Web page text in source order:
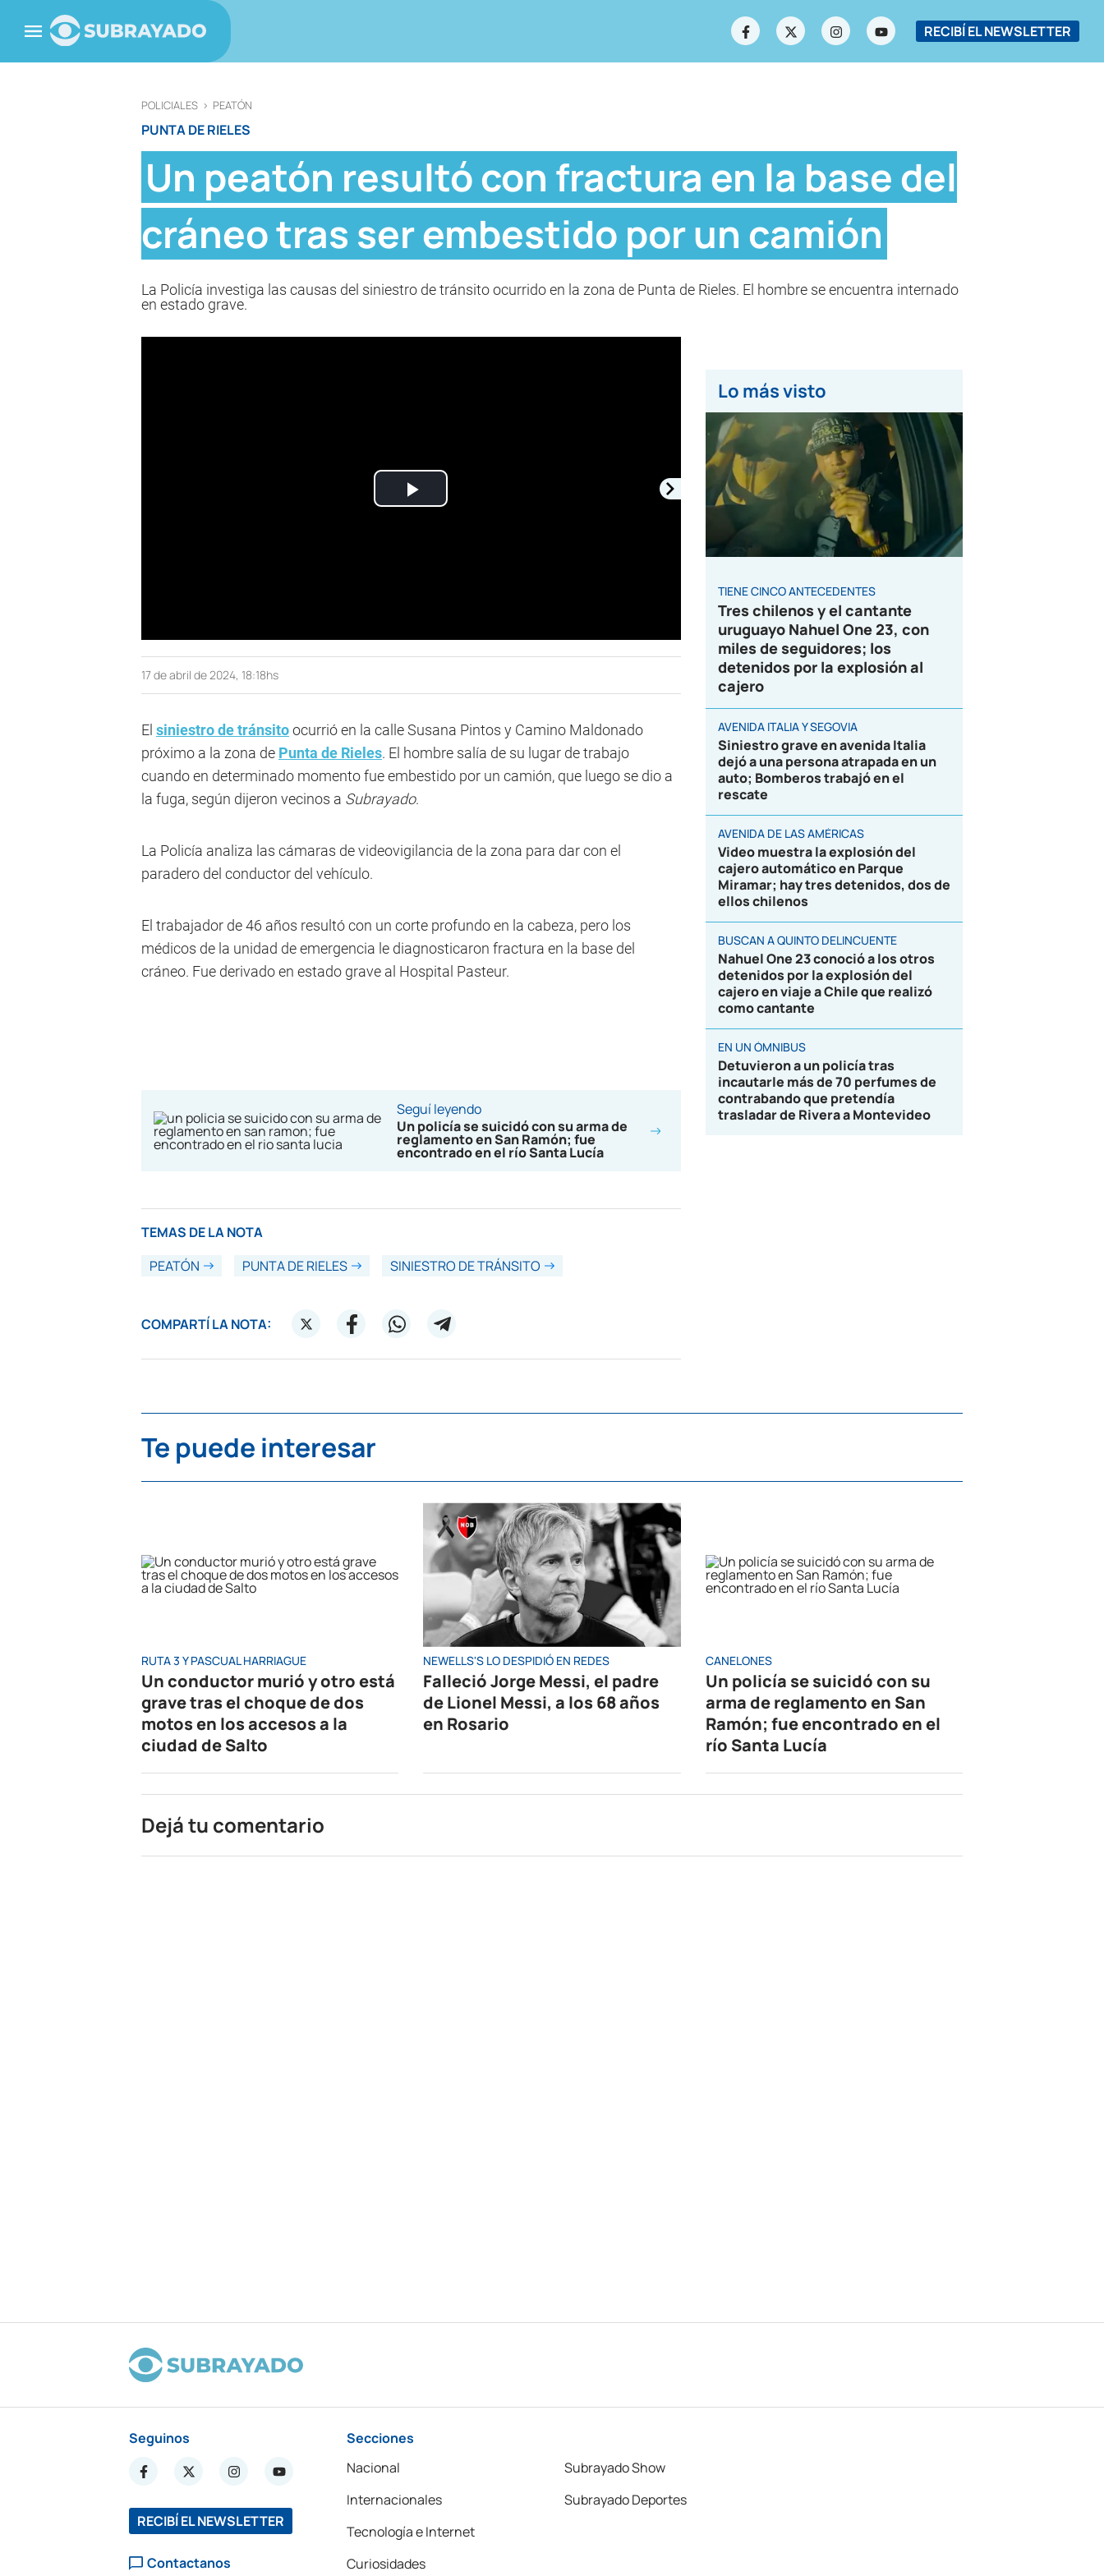
RECIBÍ EL NEWSLETTER
POLICIALES > PEATÓN
PUNTA DE RIELES
Un peatón resultó con fractura en la base del
cráneo tras ser embestido por un camión
La Policía investiga las causas del siniestro de tránsito ocurrido en la zona de Punta de Rieles. El hombre se encuentra internado
en estado grave.
Play
17 de abril de 2024, 18:18hs
El siniestro de tránsitoocurrió en la calle Susana Pintos y Camino Maldonado
próximo a la zona de Punta de Rieles. El hombre salía de su lugar de trabajo
cuando en determinado momento fue embestido por un camión, que luego se dio a
la fuga, según dijeron vecinos a Subrayado.
La Policía analiza las cámaras de videovigilancia de la zona para dar con el
paradero del conductor del vehículo.
El trabajador de 46 años resultó con un corte profundo en la cabeza, pero los
médicos de la unidad de emergencia le diagnosticaron fractura en la base del
cráneo. Fue derivado en estado grave al Hospital Pasteur.
Seguí leyendo
Un policía se suicidó con su arma de
reglamento en San Ramón; fue
encontrado en el río Santa Lucía
TEMAS DE LA NOTA
PEATÓN
PUNTA DE RIELES SINIESTRO DE TRÁNSITO
COMPARTÍ LA NOTA:
Lo más visto
TIENE CINCO ANTECEDENTES
Tres chilenos y el cantante
uruguayo Nahuel One 23, con
miles de seguidores; los
detenidos por la explosión al
cajero
AVENIDA ITALIA Y SEGOVIA
Siniestro grave en avenida Italia
dejó a una persona atrapada en un
auto; Bomberos trabajó en el
rescate
AVENIDA DE LAS AMÉRICAS
Video muestra la explosión del
cajero automático en Parque
Miramar; hay tres detenidos, dos de
ellos chilenos
BUSCAN A QUINTO DELINCUENTE
Nahuel One 23 conoció a los otros
detenidos por la explosión del
cajero en viaje a Chile que realizó
como cantante
EN UN ÓMNIBUS
Detuvieron a un policía tras
incautarle más de 70 perfumes de
contrabando que pretendía
trasladar de Rivera a Montevideo
Te puede interesar
RUTA 3 Y PASCUAL HARRIAGUE
Un conductor murió y otro está
grave tras el choque de dos
motos en los accesos a la
ciudad de Salto
NEWELLS'S LO DESPIDIÓ EN REDES
Falleció Jorge Messi, el padre
de Lionel Messi, a los 68 años
en Rosario
CANELONES
Un policía se suicidó con su
arma de reglamento en San
Ramón; fue encontrado en el
río Santa Lucía
Dejá tu comentario
Seguinos
RECIBÍ EL NEWSLETTER
Contactanos
Secciones
Nacional
Internacionales
Tecnología e Internet
Curiosidades
Subrayado Show
Subrayado Deportes